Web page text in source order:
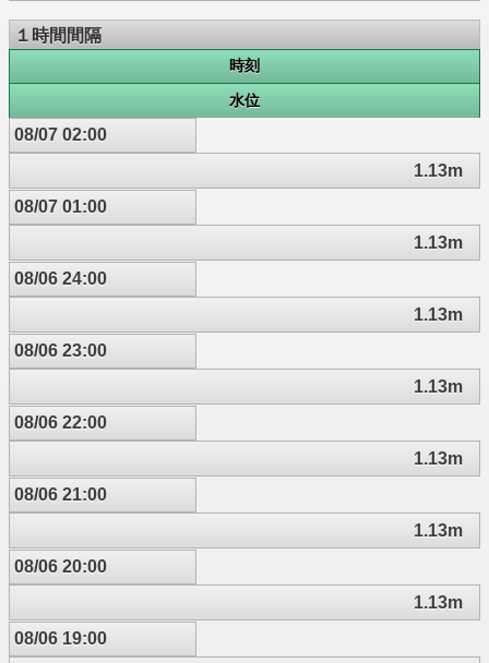
１時間間隔
時刻
水位
08/07 02:00
1.13m
08/07 01:00
1.13m
08/06 24:00
1.13m
08/06 23:00
1.13m
08/06 22:00
1.13m
08/06 21:00
1.13m
08/06 20:00
1.13m
08/06 19:00